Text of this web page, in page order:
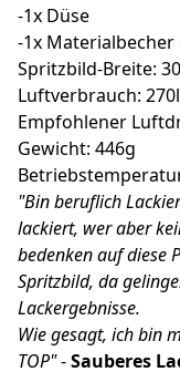
-1x Düse
-1x Materialbecher
Spritzbild-Breite:
Luftverbrauch:
Empfohlener
Gewicht: 446g
"Bin beruflich
lackiert, wer aber
bedenken auf diese
Spritzbild, da
Lackergebnisse.
Wie gesagt, ich bin
TOP"-Sauberes